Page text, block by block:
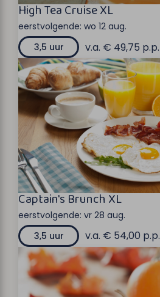
High Tea Cruise XL
eerstvolgende: wo 12 aug.
3,5 uur
v.a. € 49,75 p.p.
Captain's Brunch XL
eerstvolgende: vr 28 aug.
3,5 uur
v.a. € 54,00 p.p.